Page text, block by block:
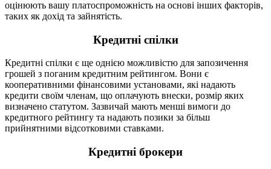
оцінюють вашу платоспроможність на основі інших факторів,
таких як дохід та зайнятість.
Кредитні спілки
Кредитні спілки є ще однією можливістю для запозичення
грошей з поганим кредитним рейтингом. Вони є
кооперативними фінансовими установами, які надають
кредити своїм членам, що оплачують внески, розмір яких
визначено статутом. Зазвичай мають менші вимоги до
кредитного рейтингу та надають позики за більш
прийнятними відсотковими ставками.
Кредитні брокери